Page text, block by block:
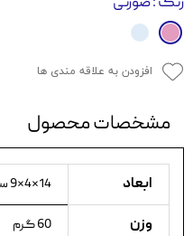
افزودن به علاقه مندی ها
مشخصات محصول
ابعاد 14×4×9 سانتی‌متر
وزن 60 گرم